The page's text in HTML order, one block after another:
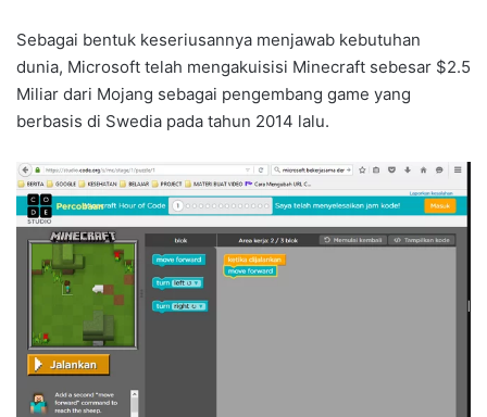
Sebagai bentuk keseriusannya menjawab kebutuhan
dunia, Microsoft telah mengakuisisi Minecraft sebesar $2.5
Miliar dari Mojang sebagai pengembang game yang
berbasis di Swedia pada tahun 2014 lalu.